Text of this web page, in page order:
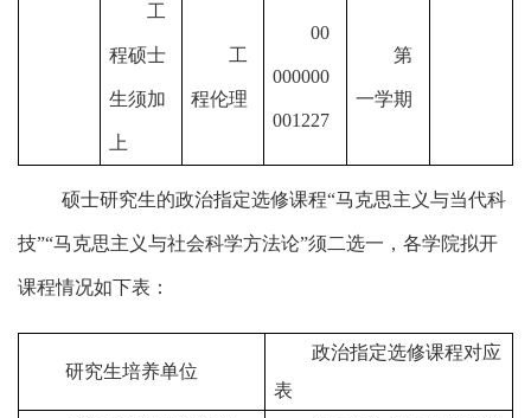
工
程硕士
生须加
上
工
程伦理
00
000000
001227
第
一学期
硕士研究生的政治指定选修课程“马克思主义与当代科
技”“马克思主义与社会科学方法论”须二选一，各学院拟开
课程情况如下表：
研究生培养单位
政治指定选修课程对应
表